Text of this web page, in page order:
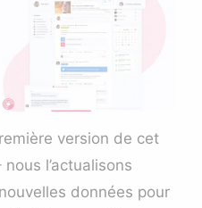
version de cet
l’actualisons
données pour